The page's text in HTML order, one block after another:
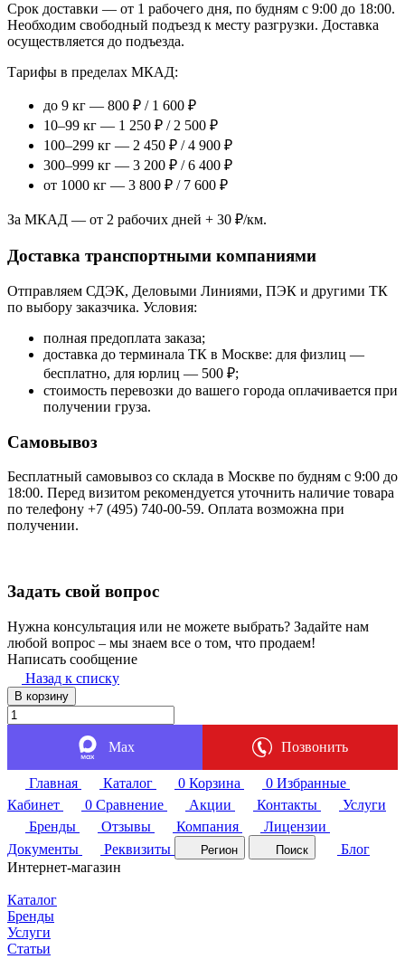
Срок доставки — от 1 рабочего дня, по будням с 9:00 до 18:00.
Необходим свободный подъезд к месту разгрузки. Доставка
осуществляется до подъезда.
Тарифы в пределах МКАД:
до 9 кг — 800 ₽ / 1 600 ₽
10–99 кг — 1 250 ₽ / 2 500 ₽
100–299 кг — 2 450 ₽ / 4 900 ₽
300–999 кг — 3 200 ₽ / 6 400 ₽
от 1000 кг — 3 800 ₽ / 7 600 ₽
За МКАД — от 2 рабочих дней + 30 ₽/км.
Доставка транспортными компаниями
Отправляем СДЭК, Деловыми Линиями, ПЭК и другими ТК
по выбору заказчика. Условия:
полная предоплата заказа;
доставка до терминала ТК в Москве: для физлиц —
бесплатно, для юрлиц — 500 ₽;
стоимость перевозки до вашего города оплачивается при
получении груза.
Самовывоз
Бесплатный самовывоз со склада в Москве по будням с 9:00 до
18:00. Перед визитом рекомендуется уточнить наличие товара
по телефону +7 (495) 740-00-59. Оплата возможна при
получении.
Задать свой вопрос
Нужна консультация или не можете выбрать? Задайте нам
любой вопрос – мы знаем все о том, что продаем!
Написать сообщение
Назад к списку
В корзину
Max Позвонить
Главная Каталог 0 Корзина 0 Избранные
Кабинет
0 Сравнение Акции Контакты
Услуги
Бренды
Отзывы Компания
Лицензии
Документы
Реквизиты Регион Поиск
Блог
Интернет-магазин
Каталог
Бренды
Услуги
Статьи